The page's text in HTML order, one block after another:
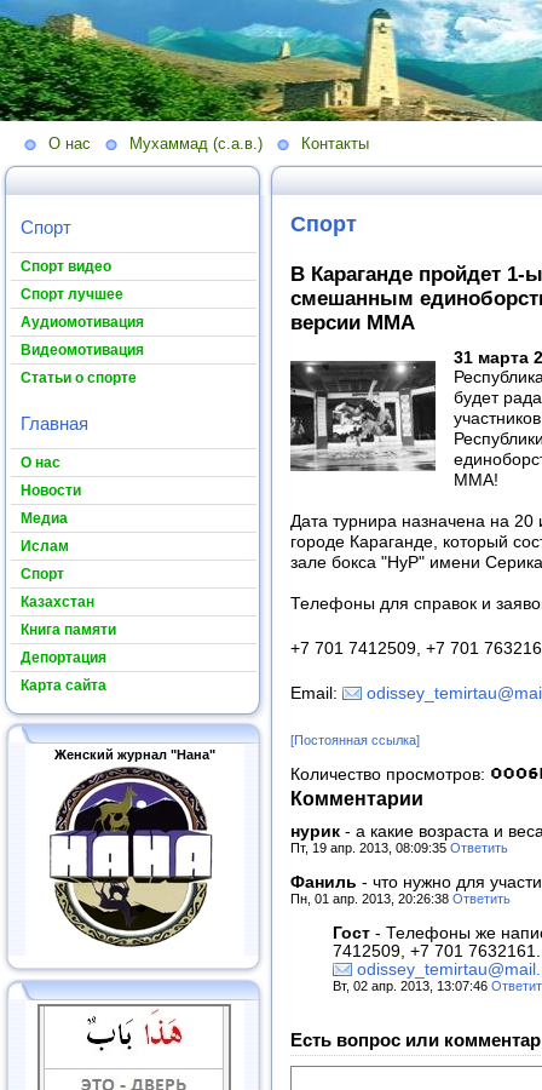
О нас Мухаммад (с.а.в.) Контакты
Спорт
Спорт видео
Спорт лучшее
Аудиомотивация
Видеомотивация
Статьи о спорте
Главная
О нас
Новости
Медиа
Ислам
Спорт
Казахстан
Книга памяти
Депортация
Карта сайта
Женский журнал "Нана"
Спорт
В Караганде пройдет
смешанным
версии ММА
31 марта
будет
ММА!
Дата турнира назначена на 20
городе Караганде, который
зале бокса "НyР" имени
Телефоны для справок и
+7 701 7412509, +7 701
Email:
[Постоянная ссылка]
Количество просмотров:
Комментарии
нурик - а какие возраста и
Пт, 19 апр. 2013, 08:09:35 Ответить
Фаниль - что нужно для
Пн, 01 апр. 2013, 20:26:38 Ответить
Гост - Телефоны же
7412509, +7 701
Вт, 02 апр. 2013, 13:07:46
Есть вопрос или